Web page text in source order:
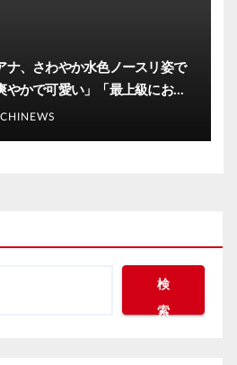
ナ、さわやか水色ノースリ姿で
かで可愛い」「最上級にお似
)
検
索